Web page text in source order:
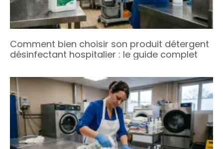
Comment bien choisir son produit détergent
désinfectant hospitalier : le guide complet